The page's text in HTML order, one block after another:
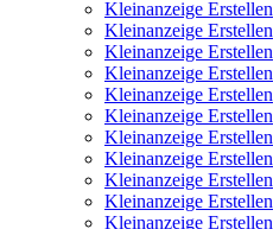
Kleinanzeige Erstellen
Kleinanzeige Erstellen
Kleinanzeige Erstellen
Kleinanzeige Erstellen
Kleinanzeige Erstellen
Kleinanzeige Erstellen
Kleinanzeige Erstellen
Kleinanzeige Erstellen
Kleinanzeige Erstellen
Kleinanzeige Erstellen
Kleinanzeige Erstellen